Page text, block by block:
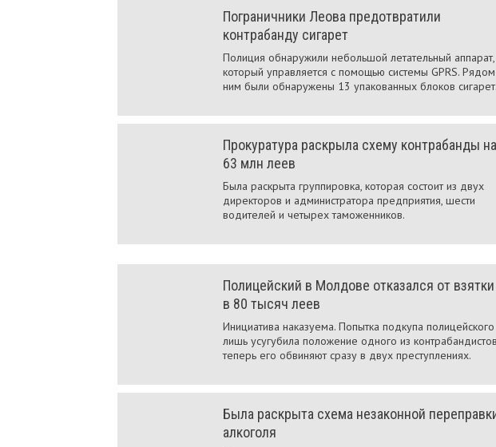
Пограничники Леова предотвратили
контрабанду сигарет
Полиция обнаружили небольшой летательный аппарат,
который управляется с помощью системы GPRS.
ним были обнаружены 13 упакованных блоков сигарет.
Прокуратура раскрыла схему контрабанды на
63 млн леев
Была раскрыта группировка, которая состоит из двух
директоров и администратора предприятия, шести
водителей и четырех таможенников.
Полицейский в Молдове отказался от взятки
в 80 тысяч леев
Инициатива наказуема. Попытка подкупа полицейского
лишь усугубила положение одного из
теперь его обвиняют сразу в двух преступлениях.
Была раскрыта схема незаконной
алкоголя